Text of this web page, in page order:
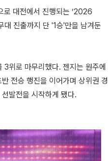
로 대전에서 진행되는 ‘2026
진출까지 단 '1승'만을 남겨둔
위로 마무리했다. 젠지는 원주에
전승 행진을 이어가며 상위권 경
발전을 시작하게 됐다.